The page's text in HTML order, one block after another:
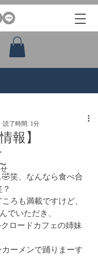
報】
読了時間: 1分
笑、なんなら食べ合
ろも満載ですけど、
でいただき、
ロードカフェの姉妹
ーメンで踊りまーす